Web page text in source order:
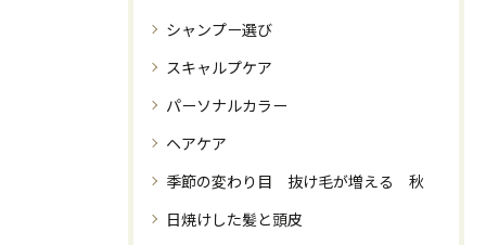
シャンプー選び
スキャルプケア
パーソナルカラー
ヘアケア
季節の変わり目 抜け毛が増える 秋
日焼けした髪と頭皮